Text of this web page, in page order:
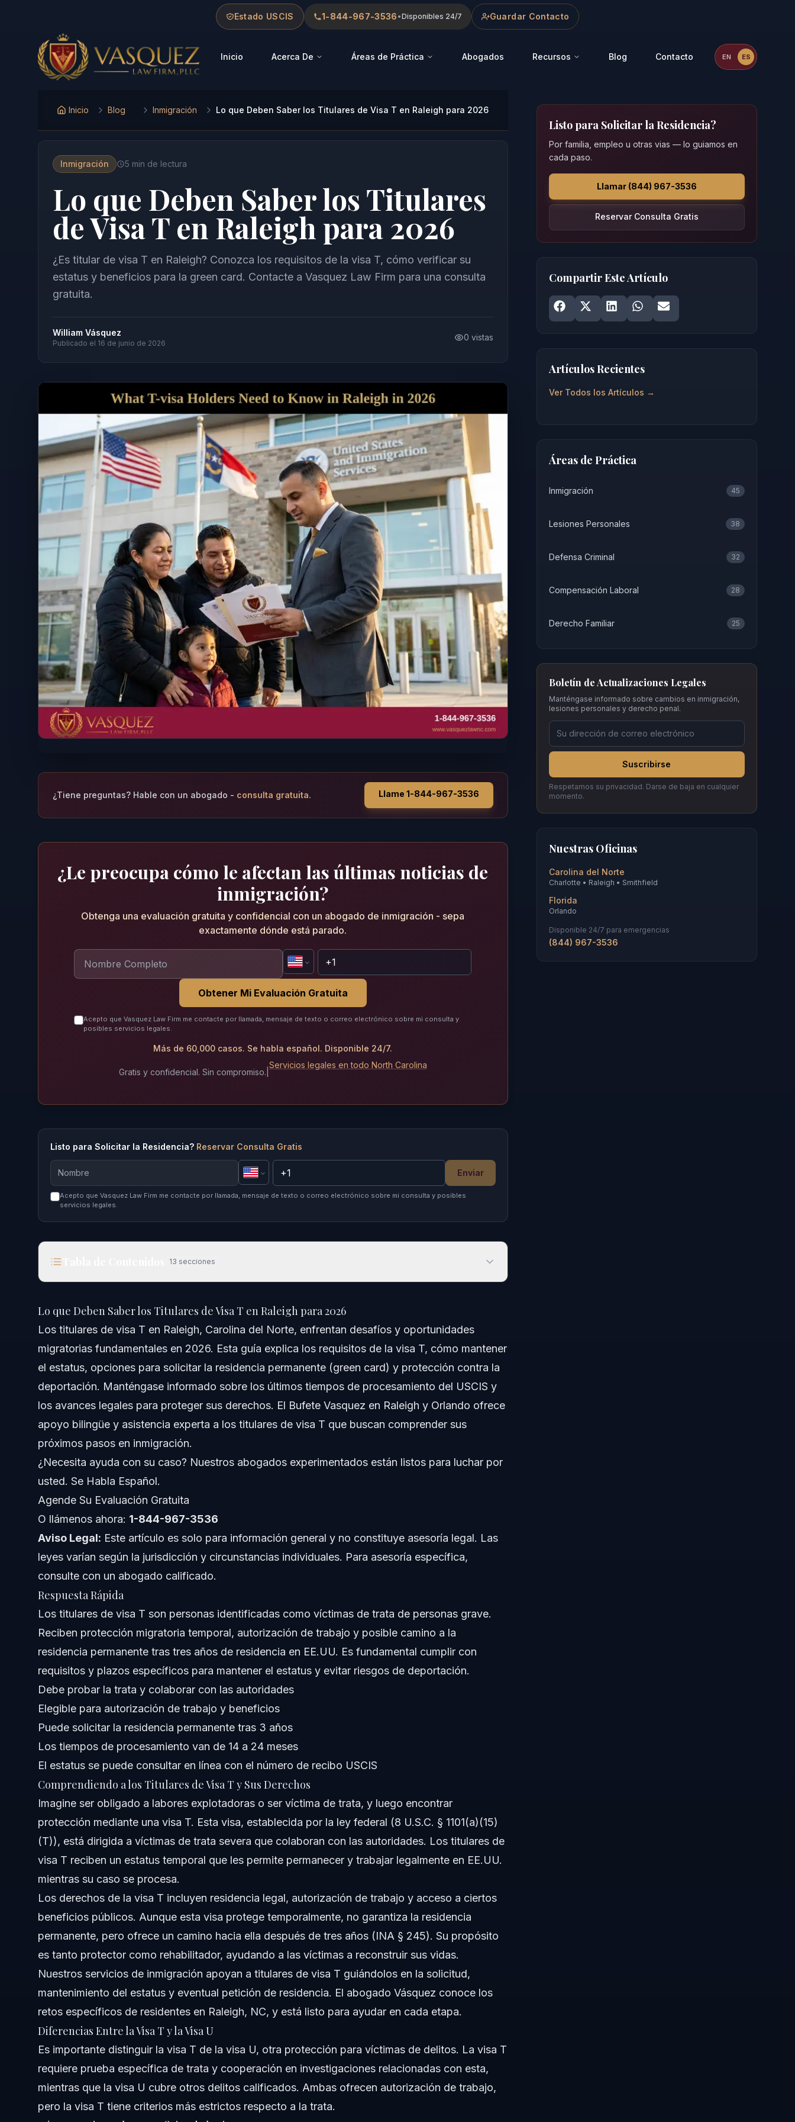
Estado USCIS 1-844-967-3536 •Disponibles 24/7 Guardar Contacto
Vasquez Law Firm - Home
Inicio Acerca De Áreas de Práctica Abogados Recursos Blog Contacto ES
EN
Inicio Blog Inmigración Lo que Deben Saber los Titulares de Visa T en Raleigh para 2026
Inmigración 5 min de lectura
Lo que Deben Saber los Titulares
de Visa T en Raleigh para 2026
¿Es titular de visa T en Raleigh? Conozca los requisitos de la visa T, cómo verificar su
estatus y beneficios para la green card. Contacte a Vasquez Law Firm para una consulta
gratuita.
William Vásquez
Publicado el 16 de junio de 2026
0 vistas
¿Tiene preguntas? Hable con un abogado - consulta gratuita. Llame 1-844-967-3536
¿Le preocupa cómo le afectan las últimas noticias de
inmigración?
Obtenga una evaluación gratuita y confidencial con un abogado de inmigración - sepa
exactamente dónde está parado.
Obtener Mi Evaluación Gratuita
Acepto que Vasquez Law Firm me contacte por llamada, mensaje de texto o correo electrónico sobre mi consulta y
posibles servicios legales.
Más de 60,000 casos. Se habla español. Disponible 24/7.
Gratis y confidencial. Sin compromiso.
Servicios legales en todo North Carolina
Listo para Solicitar la Residencia? Reservar Consulta Gratis
Enviar
Acepto que Vasquez Law Firm me contacte por llamada, mensaje de texto o correo electrónico sobre mi consulta y posibles
servicios legales.
13 secciones
Respuesta Rápida
Comprendiendo a los Titulares de Visa T y Sus Derechos
Diferencias Entre la Visa T y la Visa U
Cómo Funcionan los Beneficios de la Visa T
Tasa de Aprobación y Retos de la Visa T
Proceso Paso a Paso para Titulares de Visa T
Consejos para Notificaciones
Lista de Documentos y Evidencias Importantes
Cronograma y Qué Esperar del Procesamiento de la Visa T
Infografía: Proceso de Solicitud para Titulares de Visa T
Costos y Tarifas Asociadas con Casos de Visa T
Errores Comunes que Deben Evitar los Titulares de Visa T
Notas de Jurisdicción para Raleigh, NC y Orlando, FL
Notas para Carolina del Norte
Notas para Florida
Conceptos a Nivel Nacional
Cuándo Llamar a un Abogado para su Caso de Visa T
Acerca de Vasquez Law Firm
Preguntas Frecuentes
¿Quién califica como titular de visa T en EE.UU.?
¿Cuáles son los requisitos para la visa T en 2026?
¿Pueden los titulares de visa T obtener la green card?
¿La visa T protege contra la deportación?
¿Cuál es el tiempo promedio de procesamiento de la visa T en 2026?
¿Cómo puedo verificar el estado de mi visa T en línea?
¿Se siguen emitiendo visas T en 2026?
¿Cuáles son los errores comunes que deben evitar los titulares de visa T?
Lo que Deben Saber los Titulares de Visa T en Raleigh para 2026
Los titulares de visa T en Raleigh, Carolina del Norte, enfrentan desafíos y oportunidades
migratorias fundamentales en 2026. Esta guía explica los requisitos de la visa T, cómo mantener
el estatus, opciones para solicitar la residencia permanente (green card) y protección contra la
deportación. Manténgase informado sobre los últimos tiempos de procesamiento del USCIS y
los avances legales para proteger sus derechos. El Bufete Vasquez en Raleigh y Orlando ofrece
apoyo bilingüe y asistencia experta a los titulares de visa T que buscan comprender sus
próximos pasos en inmigración.
¿Necesita ayuda con su caso? Nuestros abogados experimentados están listos para luchar por
usted. Se Habla Español.
Agende Su Evaluación Gratuita
O llámenos ahora: 1-844-967-3536
Aviso Legal: Este artículo es solo para información general y no constituye asesoría legal. Las
leyes varían según la jurisdicción y circunstancias individuales. Para asesoría específica,
consulte con un abogado calificado.
Respuesta Rápida
Los titulares de visa T son personas identificadas como víctimas de trata de personas grave.
Reciben protección migratoria temporal, autorización de trabajo y posible camino a la
residencia permanente tras tres años de residencia en EE.UU. Es fundamental cumplir con
requisitos y plazos específicos para mantener el estatus y evitar riesgos de deportación.
Debe probar la trata y colaborar con las autoridades
Elegible para autorización de trabajo y beneficios
Puede solicitar la residencia permanente tras 3 años
Los tiempos de procesamiento van de 14 a 24 meses
El estatus se puede consultar en línea con el número de recibo USCIS
Comprendiendo a los Titulares de Visa T y Sus Derechos
Imagine ser obligado a labores explotadoras o ser víctima de trata, y luego encontrar
protección mediante una visa T. Esta visa, establecida por la ley federal (8 U.S.C. § 1101(a)(15)
(T)), está dirigida a víctimas de trata severa que colaboran con las autoridades. Los titulares de
visa T reciben un estatus temporal que les permite permanecer y trabajar legalmente en EE.UU.
mientras su caso se procesa.
Los derechos de la visa T incluyen residencia legal, autorización de trabajo y acceso a ciertos
beneficios públicos. Aunque esta visa protege temporalmente, no garantiza la residencia
permanente, pero ofrece un camino hacia ella después de tres años (INA § 245). Su propósito
es tanto protector como rehabilitador, ayudando a las víctimas a reconstruir sus vidas.
Nuestros servicios de inmigración apoyan a titulares de visa T guiándolos en la solicitud,
mantenimiento del estatus y eventual petición de residencia. El abogado Vásquez conoce los
retos específicos de residentes en Raleigh, NC, y está listo para ayudar en cada etapa.
Diferencias Entre la Visa T y la Visa U
Es importante distinguir la visa T de la visa U, otra protección para víctimas de delitos. La visa T
requiere prueba específica de trata y cooperación en investigaciones relacionadas con esta,
mientras que la visa U cubre otros delitos calificados. Ambas ofrecen autorización de trabajo,
pero la visa T tiene criterios más estrictos respecto a la trata.
Listo para Solicitar la Residencia?
Por familia, empleo u otras vias — lo guiamos en
cada paso.
Llamar (844) 967-3536
Reservar Consulta Gratis
Compartir Este Artículo
Share onFacebook
Share onX
Share onLinkedIn
Share onWhatsApp
Share on
Artículos Recientes
Ver Todos los Artículos →
Áreas de Práctica
Inmigración 45
Lesiones Personales 38
Defensa Criminal 32
Compensación Laboral 28
Derecho Familiar 25
Boletín de Actualizaciones Legales
Manténgase informado sobre cambios en inmigración,
lesiones personales y derecho penal.
Suscribirse
Respetamos su privacidad. Darse de baja en cualquier
momento.
Nuestras Oficinas
Carolina del Norte
Charlotte • Raleigh • Smithfield
Florida
Orlando
Disponible 24/7 para emergencias
(844) 967-3536